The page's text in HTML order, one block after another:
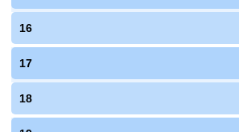
16
17
18